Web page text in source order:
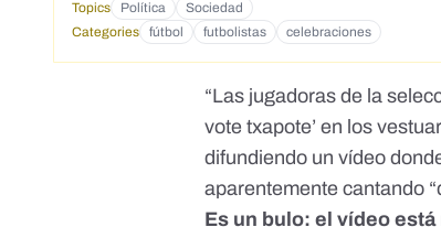
Topics Política Sociedad
Categories
fútbol futbolistas celebraciones
“Las jugadoras de la
vote txapote’ en los
difundiendo un vídeo
aparentemente cantando
Es un bulo: el vídeo